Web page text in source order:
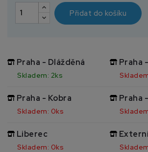
Přidat do košíku
Praha - Dlážděná
Skladem: 2ks
Praha
Praha - Kobra
Skladem: 0ks
Praha
Liberec
Skladem: 0ks